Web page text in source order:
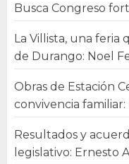
Busca Congreso
La Villista, una
de Durango: Noel
Obras de Estación
convivencia
Resultados y
legislativo: Ernesto